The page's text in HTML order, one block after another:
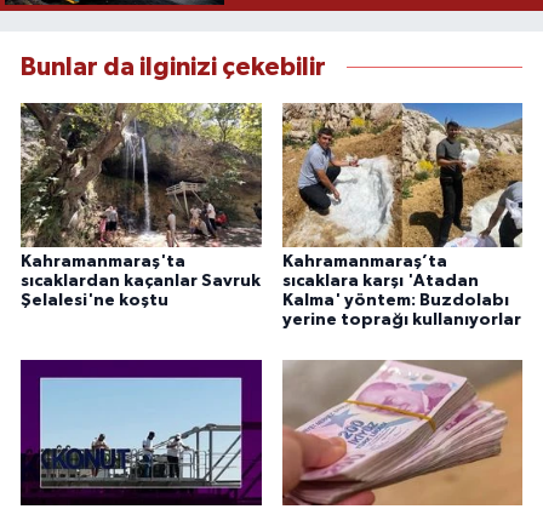
Bunlar da ilginizi çekebilir
Kahramanmaraş'ta
sıcaklardan kaçanlar Savruk
Şelalesi'ne koştu
Kahramanmaraş’ta
sıcaklara karşı 'Atadan
Kalma' yöntem: Buzdolabı
yerine toprağı kullanıyorlar